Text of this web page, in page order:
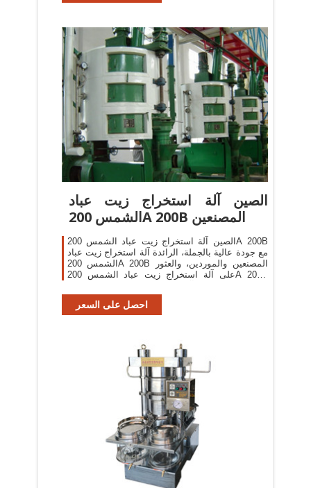
الصين آلة استخراج زيت عباد
الشمس 200A 200B المصنعين
الصين آلة استخراج زيت عباد الشمس 200A 200B
مع جودة عالية بالجملة، الرائدة آلة استخراج زيت عباد
الشمس 200A 200B المصنعين والموردين، والعثور
على آلة استخراج زيت عباد الشمس 200A 200B
200A 200B
احصل على السعر